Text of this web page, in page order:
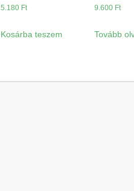
5.180 Ft
Kosárba teszem
9.600 Ft
Tovább